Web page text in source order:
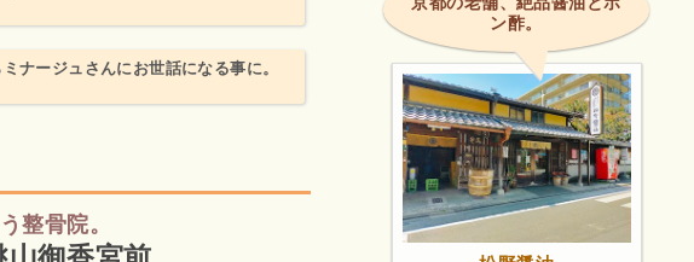
ナージュさんにお世話になる事に。
整骨院。
ン酢。